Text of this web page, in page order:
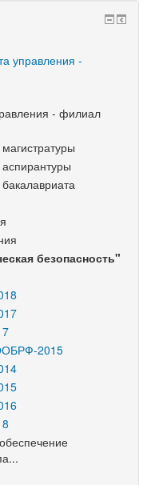
управления -
- филиал
безопасность"
2015